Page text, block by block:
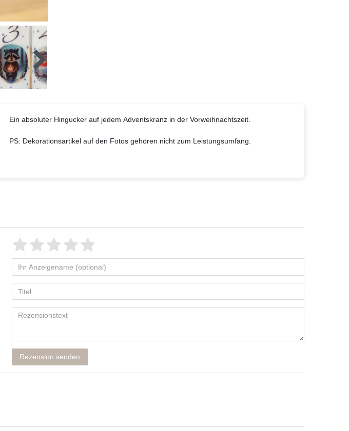
Ein absoluter Hingucker auf jedem Adventskranz in der Vorweihnachtszeit.
PS: Dekorationsartikel auf den Fotos gehören nicht zum Leistungsumfang.
Rezension senden